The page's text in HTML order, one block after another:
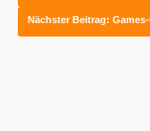
Nächster Beitrag: